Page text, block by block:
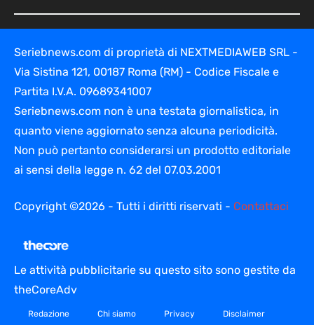
Seriebnews.com di proprietà di NEXTMEDIAWEB SRL -
Via Sistina 121, 00187 Roma (RM) - Codice Fiscale e
Partita I.V.A. 09689341007
Seriebnews.com non è una testata giornalistica, in
quanto viene aggiornato senza alcuna periodicità.
Non può pertanto considerarsi un prodotto editoriale
ai sensi della legge n. 62 del 07.03.2001
Copyright ©2026 - Tutti i diritti riservati - Contattaci
Le attività pubblicitarie su questo sito sono gestite da
theCoreAdv
Redazione Chi siamo Privacy Disclaimer